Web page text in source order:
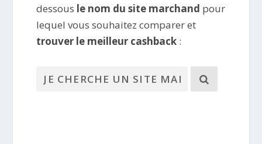
dessous le nom du site marchand pour
lequel vous souhaitez comparer et
trouver le meilleur cashback :